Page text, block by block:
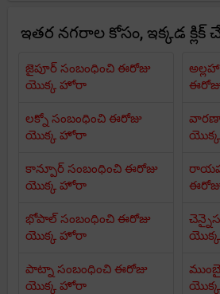
ఇతర నగరాల కోసం, ఇక్కడ
జైపూర్ సంబంధించి ఈరోజు
యొక్క హోరా
లక్నో సంబంధించి ఈరోజు
యొక్క హోరా
కాన్పూర్ సంబంధించి ఈరోజు
యొక్క హోరా
భోపాల్ సంబంధించి ఈరోజు
యొక్క హోరా
పాట్నా సంబంధించి ఈరోజు
యొక్క హోరా